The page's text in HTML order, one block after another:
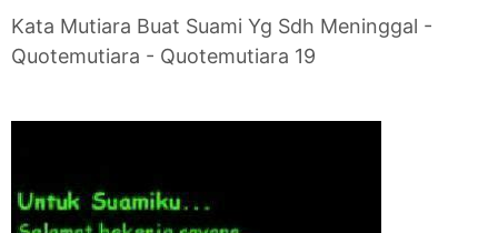
Kata Mutiara Buat Suami Yg Sdh Meninggal -
Quotemutiara - Quotemutiara 19